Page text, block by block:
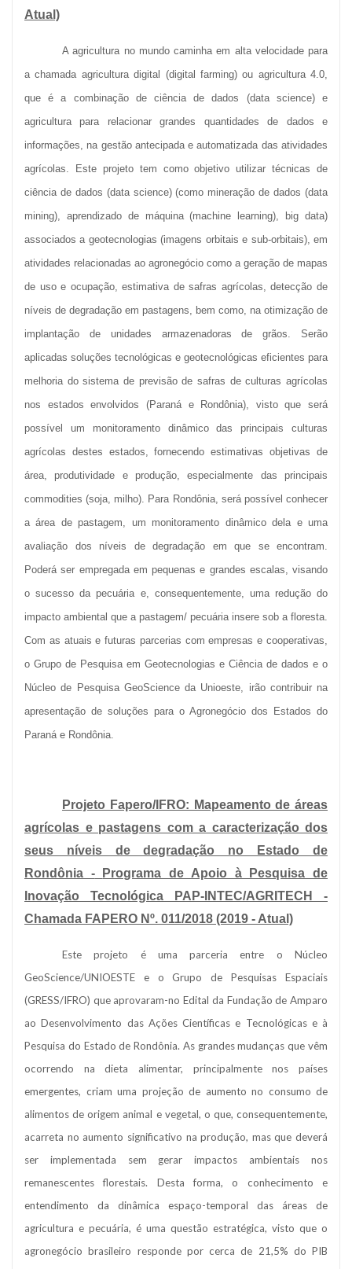
Atual)
A agricultura no mundo caminha em alta velocidade para
a chamada agricultura digital (digital farming) ou agricultura 4.0,
que é a combinação de ciência de dados (data science) e
agricultura para relacionar grandes quantidades de dados e
informações, na gestão antecipada e automatizada das atividades
agrícolas. Este projeto tem como objetivo utilizar técnicas de
ciência de dados (data science) (como mineração de dados (data
mining), aprendizado de máquina (machine learning), big data)
associados a geotecnologias (imagens orbitais e sub-orbitais), em
atividades relacionadas ao agronegócio como a geração de mapas
de uso e ocupação, estimativa de safras agrícolas, detecção de
níveis de degradação em pastagens, bem como, na otimização de
implantação de unidades armazenadoras de grãos. Serão
aplicadas soluções tecnológicas e geotecnológicas eficientes para
melhoria do sistema de previsão de safras de culturas agrícolas
nos estados envolvidos (Paraná e Rondônia), visto que será
possível um monitoramento dinâmico das principais culturas
agrícolas destes estados, fornecendo estimativas objetivas de
área, produtividade e produção, especialmente das principais
commodities (soja, milho). Para Rondônia, será possível conhecer
a área de pastagem, um monitoramento dinâmico dela e uma
avaliação dos níveis de degradação em que se encontram.
Poderá ser empregada em pequenas e grandes escalas, visando
o sucesso da pecuária e, consequentemente, uma redução do
impacto ambiental que a pastagem/ pecuária insere sob a floresta.
Com as atuais e futuras parcerias com empresas e cooperativas,
o Grupo de Pesquisa em Geotecnologias e Ciência de dados e o
Núcleo de Pesquisa GeoScience da Unioeste, irão contribuir na
apresentação de soluções para o Agronegócio dos Estados do
Paraná e Rondônia.
Projeto Fapero/IFRO: Mapeamento de áreas
agrícolas e pastagens com a caracterização dos
seus níveis de degradação no Estado de
Rondônia -
Programa de Apoio à Pesquisa de
Inovação Tecnológica PAP-INTEC/AGRITECH -
Chamada FAPERO Nº. 011/2018 (2019 - Atual)
Este projeto é uma parceria entre o Núcleo
GeoScience/UNIOESTE e o Grupo de Pesquisas Espaciais
(GRESS/IFRO) que aprovaram-no Edital da Fundação de Amparo
ao Desenvolvimento das Ações Científicas e Tecnológicas e à
Pesquisa do Estado de Rondônia. As grandes mudanças que vêm
ocorrendo na dieta alimentar, principalmente nos países
emergentes, criam uma projeção de aumento no consumo de
alimentos de origem animal e vegetal, o que, consequentemente,
acarreta no aumento significativo na produção, mas que deverá
ser implementada sem gerar impactos ambientais nos
remanescentes florestais. Desta forma, o conhecimento e
entendimento da dinâmica espaço-temporal das áreas de
agricultura e pecuária, é uma questão estratégica, visto que o
agronegócio brasileiro responde por cerca de 21,5% do PIB